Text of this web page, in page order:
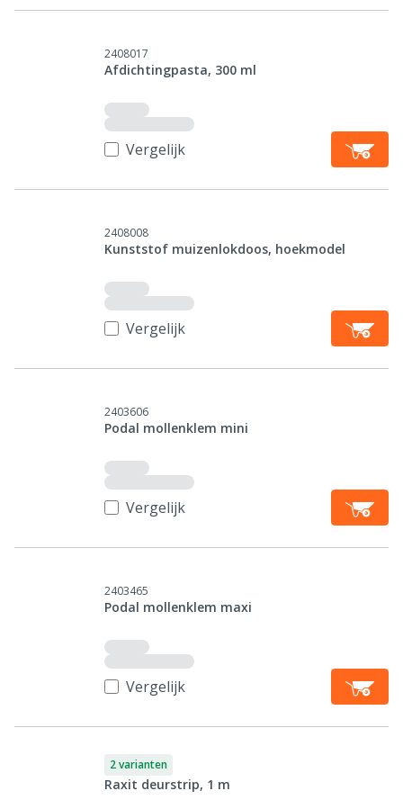
2408017
Afdichtingpasta, 300 ml
Vergelijk
2408008
Kunststof muizenlokdoos, hoekmodel
Vergelijk
2403606
Podal mollenklem mini
Vergelijk
2403465
Podal mollenklem maxi
Vergelijk
2 varianten
Raxit deurstrip, 1 m